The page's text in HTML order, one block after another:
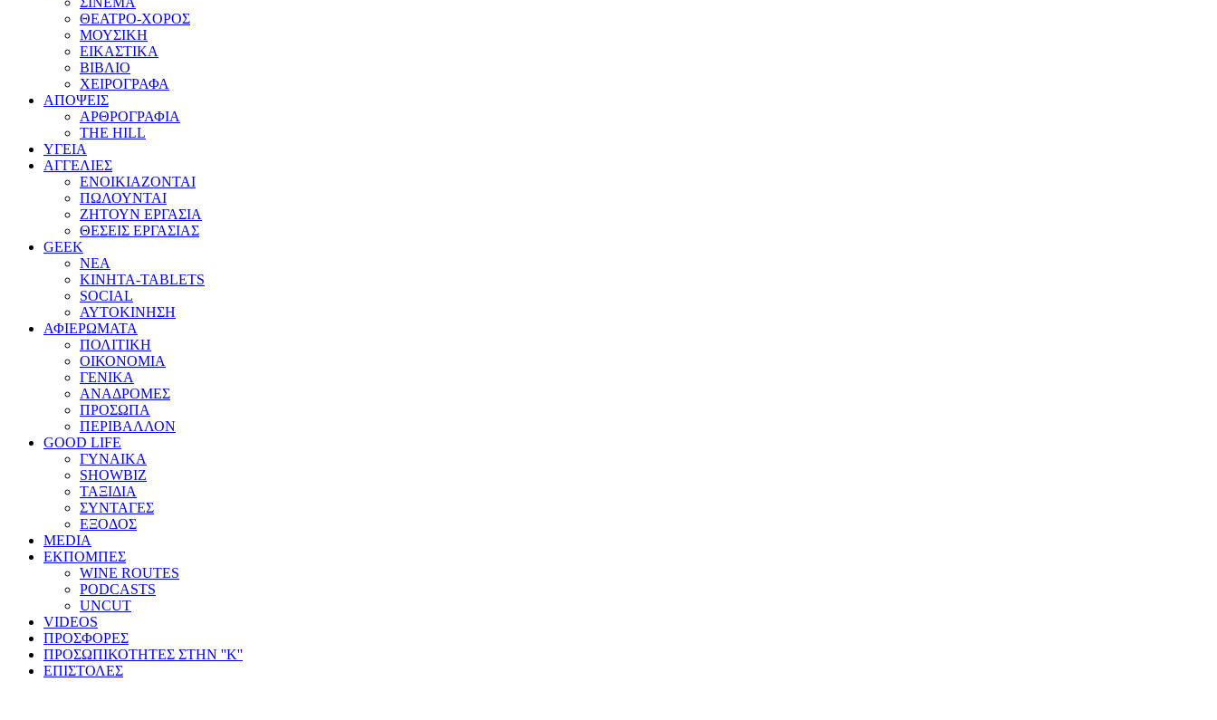
ΘΕΑΤΡΟ-ΧΟΡΟΣ
ΜΟΥΣΙΚΗ
ΕΙΚΑΣΤΙΚΑ
ΒΙΒΛΙΟ
ΧΕΙΡΟΓΡΑΦΑ
ΑΠΟΨΕΙΣ
ΑΡΘΡΟΓΡΑΦΙΑ
THE HILL
ΥΓΕΙΑ
ΑΓΓΕΛΙΕΣ
ΕΝΟΙΚΙΑΖΟΝΤΑΙ
ΠΩΛΟΥΝΤΑΙ
ΖΗΤΟΥΝ ΕΡΓΑΣΙΑ
ΘΕΣΕΙΣ ΕΡΓΑΣΙΑΣ
GEEK
ΝΕΑ
ΚΙΝΗΤΑ-TABLETS
SOCIAL
ΑΥΤΟΚΙΝΗΣΗ
ΑΦΙΕΡΩΜΑΤΑ
ΠΟΛΙΤΙΚΗ
ΟΙΚΟΝΟΜΙΑ
ΓΕΝΙΚΑ
ΑΝΑΔΡΟΜΕΣ
ΠΡΟΣΩΠΑ
ΠΕΡΙΒΑΛΛΟΝ
GOOD LIFE
ΓΥΝΑΙΚΑ
SHOWBIZ
ΤΑΞΙΔΙΑ
ΣΥΝΤΑΓΕΣ
ΕΞΟΔΟΣ
MEDIA
ΕΚΠΟΜΠΕΣ
WINE ROUTES
PODCASTS
UNCUT
VIDEOS
ΠΡΟΣΦΟΡΕΣ
ΠΡΟΣΩΠΙΚΟΤΗΤΕΣ ΣΤΗΝ ''Κ''
ΕΠΙΣΤΟΛΕΣ